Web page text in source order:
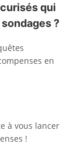
qui
?
en
à vous lancer
!